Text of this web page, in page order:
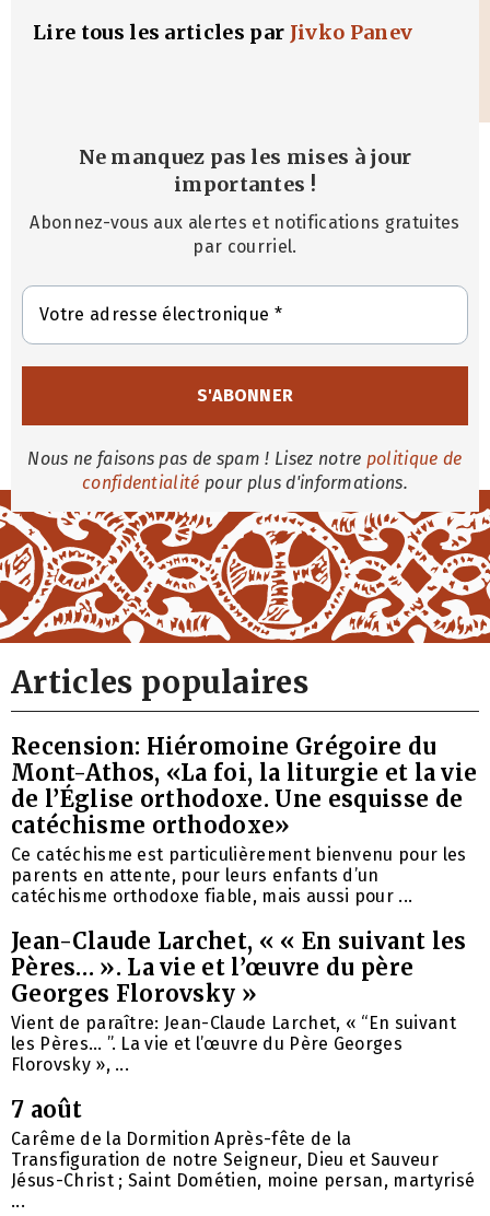
Lire tous les articles par Jivko Panev
Ne manquez pas les mises à jour
importantes !
Abonnez-vous aux alertes et notifications gratuites
par courriel.
Nous ne faisons pas de spam ! Lisez notre politique de
confidentialité pour plus d'informations.
Articles populaires
Recension: Hiéromoine Grégoire du
Mont-Athos, «La foi, la liturgie et la vie
de l’Église orthodoxe. Une esquisse de
catéchisme orthodoxe»
Ce catéchisme est particulièrement bienvenu pour les
parents en attente, pour leurs enfants d’un
catéchisme orthodoxe fiable, mais aussi pour ...
Jean-Claude Larchet, « « En suivant les
Pères… ». La vie et l’œuvre du père
Georges Florovsky »
Vient de paraître: Jean-Claude Larchet, « “En suivant
les Pères… ”. La vie et l’œuvre du Père Georges
Florovsky », ...
7 août
Carême de la Dormition Après-fête de la
Transfiguration de notre Seigneur, Dieu et Sauveur
Jésus-Christ ; Saint Dométien, moine persan, martyrisé
...